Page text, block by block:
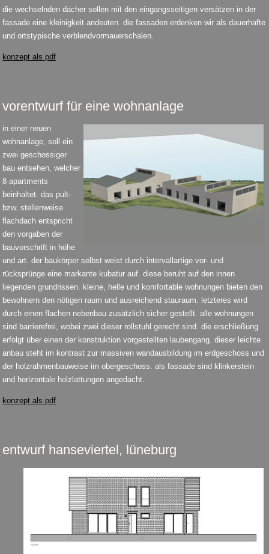
die wechselnden dächer sollen mit den eingangsseitigen versätzen in der
fassade eine kleinigkeit andeuten. die fassaden erdenken wir als dauerhafte
und ortstypische verblendvormauerschalen.
konzept als pdf
vorentwurf für eine wohnanlage
in einer neuen
wohnanlage, soll ein
zwei geschossiger
bau entsehen, welcher
8 apartments
beinhaltet. das pult-
bzw. stellenweise
flachdach entspricht
den vorgaben der
bauvorschrift in höhe
und art. der baukörper selbst weist durch intervallartige vor- und
rücksprünge eine markante kubatur auf. diese beruht auf den innen
liegenden grundrissen. kleine, helle und komfortable wohnungen bieten den
bewohnern den nötigen raum und ausreichend stauraum. letzteres wird
durch einen flachen nebenbau zusätzlich sicher gestellt. alle wohnungen
sind barrierefrei, wobei zwei dieser rollstuhl gerecht sind. die erschließung
erfolgt über einen der konstruktion vorgestellten laubengang. dieser leichte
anbau steht im kontrast zur massiven wandausbildung im erdgeschoss und
der holzrahmenbauweise im obergeschoss. als fassade sind klinkerstein
und horizontale holzlattungen angedacht.
konzept als pdf
entwurf hanseviertel, lüneburg